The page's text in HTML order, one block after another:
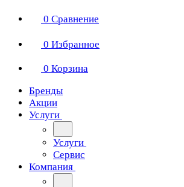
0 Сравнение
0 Избранное
0 Корзина
Бренды
Акции
Услуги
Услуги
Сервис
Компания